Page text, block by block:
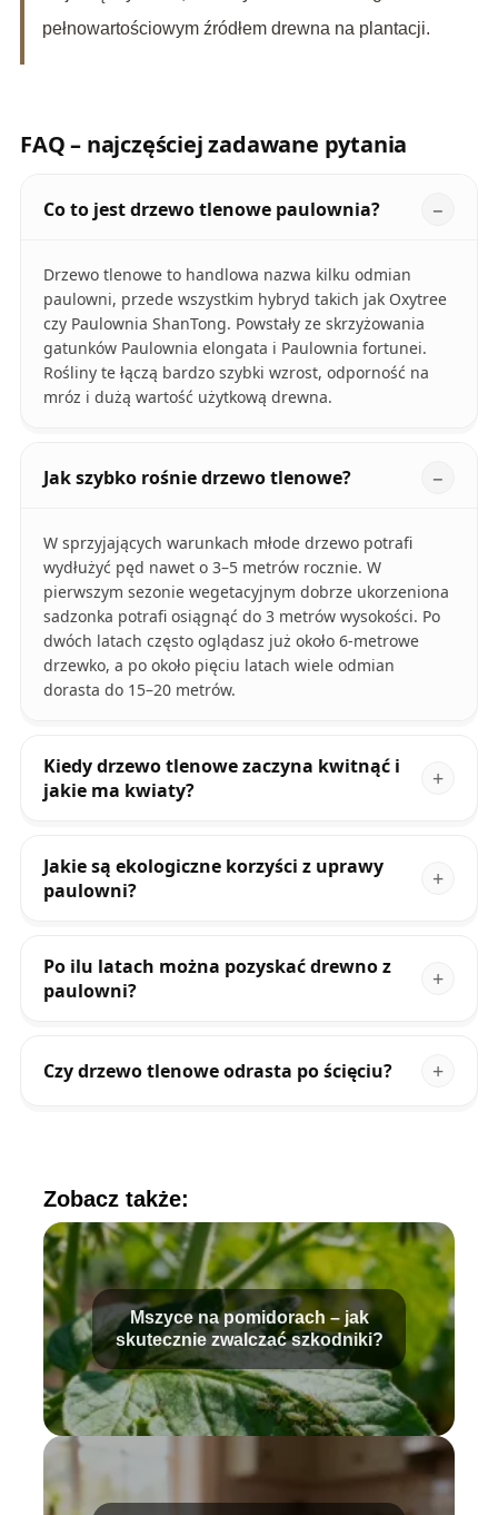
pełnowartościowym źródłem drewna na plantacji.
FAQ – najczęściej zadawane pytania
Co to jest drzewo tlenowe paulownia?
Drzewo tlenowe to handlowa nazwa kilku odmian
paulowni, przede wszystkim hybryd takich jak Oxytree
czy Paulownia ShanTong. Powstały ze skrzyżowania
gatunków Paulownia elongata i Paulownia fortunei.
Rośliny te łączą bardzo szybki wzrost, odporność na
mróz i dużą wartość użytkową drewna.
Jak szybko rośnie drzewo tlenowe?
W sprzyjających warunkach młode drzewo potrafi
wydłużyć pęd nawet o 3–5 metrów rocznie. W
pierwszym sezonie wegetacyjnym dobrze ukorzeniona
sadzonka potrafi osiągnąć do 3 metrów wysokości. Po
dwóch latach często oglądasz już około 6-metrowe
drzewko, a po około pięciu latach wiele odmian
dorasta do 15–20 metrów.
Kiedy drzewo tlenowe zaczyna kwitnąć i
jakie ma kwiaty?
Jakie są ekologiczne korzyści z uprawy
paulowni?
Po ilu latach można pozyskać drewno z
paulowni?
Czy drzewo tlenowe odrasta po ścięciu?
Zobacz także:
Mszyce na pomidorach – jak
skutecznie zwalczać szkodniki?